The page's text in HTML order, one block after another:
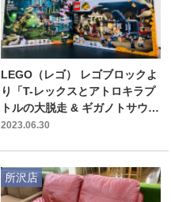
LEGO（レゴ） レゴブロックよ
り「T-レックスとアトロキラプ
トルの大脱走 & ギガノトサウル
スとテリジノサウルスの猛攻
2023.06.30
所沢店